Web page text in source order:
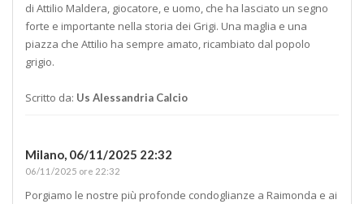
di Attilio Maldera, giocatore, e uomo, che ha lasciato un segno
forte e importante nella storia dei Grigi. Una maglia e una
piazza che Attilio ha sempre amato, ricambiato dal popolo
grigio.
Scritto da: Us Alessandria Calcio
Milano, 06/11/2025 22:32
06/11/2025 ore 22:32
Porgiamo le nostre più profonde condoglianze a Raimonda e ai